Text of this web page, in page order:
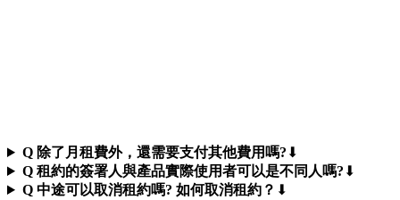
Q 除了月租費外，還需要支付其他費用嗎? ⬇︎
Q 租約的簽署人與產品實際使用者可以是不同人嗎? ⬇︎
Q 中途可以取消租約嗎? 如何取消租約？ ⬇︎